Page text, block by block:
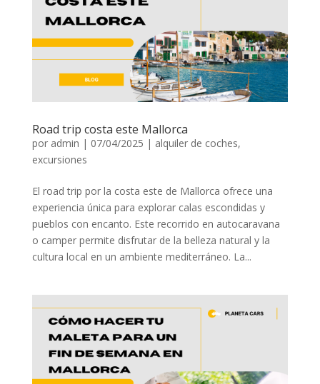
Road trip costa este Mallorca
por admin | 07/04/2025 | alquiler de coches,
excursiones
El road trip por la costa este de Mallorca ofrece una
experiencia única para explorar calas escondidas y
pueblos con encanto. Este recorrido en autocaravana
o camper permite disfrutar de la belleza natural y la
cultura local en un ambiente mediterráneo. La...